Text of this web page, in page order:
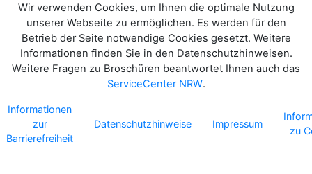
Wir verwenden Cookies, um Ihnen die optimale Nutzung
unserer Webseite zu ermöglichen. Es werden für den
Betrieb der Seite notwendige Cookies gesetzt. Weitere
Informationen finden Sie in den Datenschutzhinweisen.
Weitere Fragen zu Broschüren beantwortet Ihnen auch das
ServiceCenter NRW.
Informationen
zur
Barrierefreiheit
Datenschutzhinweise Impressum
zu